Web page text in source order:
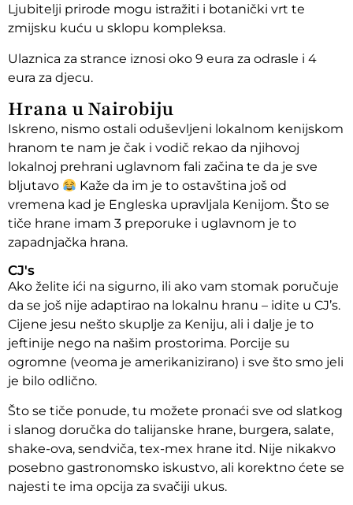
Ljubitelji prirode mogu istražiti i botanički vrt te
zmijsku kuću u sklopu kompleksa.
Ulaznica za strance iznosi oko 9 eura za odrasle i 4
eura za djecu.
Hrana u Nairobiju
Iskreno, nismo ostali oduševljeni lokalnom kenijskom
hranom te nam je čak i vodič rekao da njihovoj
lokalnoj prehrani uglavnom fali začina te da je sve
bljutavo
Kaže da im je to ostavština još od
vremena kad je Engleska upravljala Kenijom. Što se
tiče hrane imam 3 preporuke i uglavnom je to
zapadnjačka hrana.
CJ's
Ako želite ići na sigurno, ili ako vam stomak poručuje
da se još nije adaptirao na lokalnu hranu – idite u CJ’s.
Cijene jesu nešto skuplje za Keniju, ali i dalje je to
jeftinije nego na našim prostorima. Porcije su
ogromne (veoma je amerikanizirano) i sve što smo jeli
je bilo odlično.
Što se tiče ponude, tu možete pronaći sve od slatkog
i slanog doručka do talijanske hrane, burgera, salate,
shake-ova, sendviča, tex-mex hrane itd. Nije nikakvo
posebno gastronomsko iskustvo, ali korektno ćete se
najesti te ima opcija za svačiji ukus.